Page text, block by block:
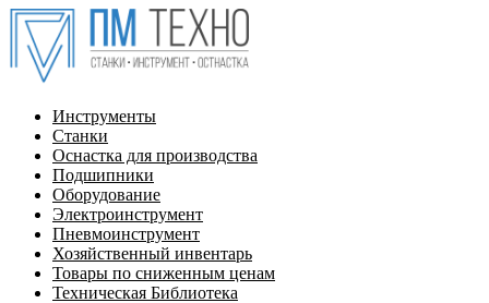
Инструменты
Станки
Оснастка для производства
Подшипники
Оборудование
Электроинструмент
Пневмоинструмент
Хозяйственный инвентарь
Товары по сниженным ценам
Техническая Библиотека